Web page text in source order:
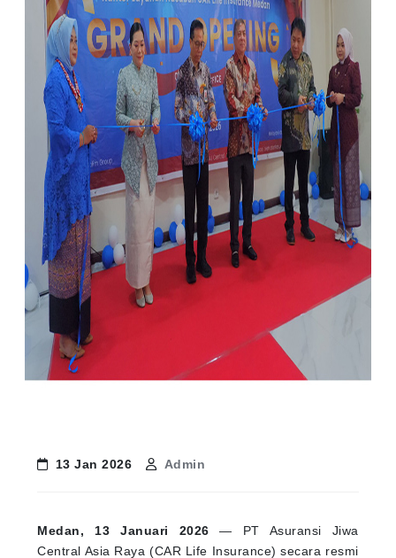
13 Jan 2026 Admin
Medan, 13 Januari 2026 — PT Asuransi Jiwa
Central Asia Raya (CAR Life Insurance) secara resmi